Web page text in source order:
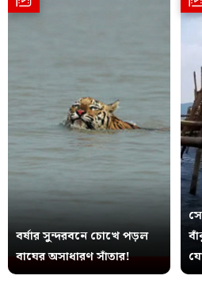
বর্ষার সুন্দরবনে চোখে পড়ল
বাঘের অসাধারণ সাঁতার!